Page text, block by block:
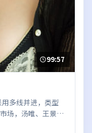
99:57
多线并进，类型
场，汤唯、王景
角色推动关键反